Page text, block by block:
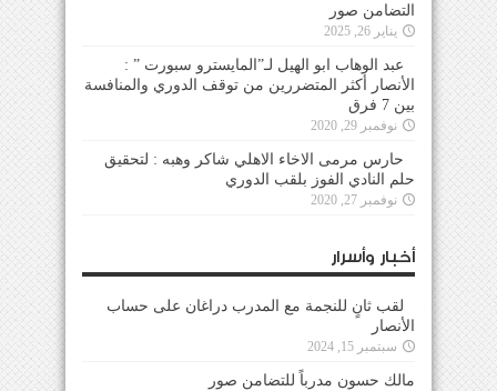
التضامن صور
يناير 26, 2025
عبد الوهاب ابو الهيل لـ”المايسترو سبورت ” :
الأنصار أكثر المتضررين من توقف الدوري والمنافسة
بين 7 فرق
نوفمبر 29, 2020
حارس مرمى الاخاء الاهلي شاكر وهبه : لتحقيق
حلم النادي الفوز بلقب الدوري
نوفمبر 27, 2020
أخبار وأسرار
لقب ثانٍ للنجمة مع المدرب دراغان على حساب
الأنصار
سبتمبر 15, 2024
مالك حسون مدرباً للتضامن صور